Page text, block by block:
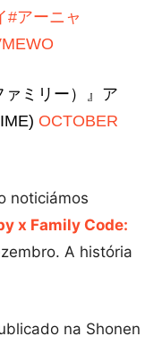
#アーニャ
ミリー）』ア
OCTOBER
noticiámos
x Family Code:
A história
na Shonen